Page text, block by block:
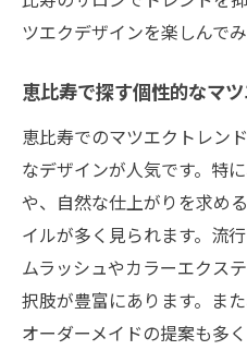
ツエクデザインを楽しんで
恵比寿で探す個性的なマ
恵比寿でのマツエクトレン
なデザインが人気です。特
や、自然な仕上がりを求め
イルが多く見られます。流
ムラッシュやカラーエクス
択肢が豊富にあります。ま
オーダーメイドの提案も多